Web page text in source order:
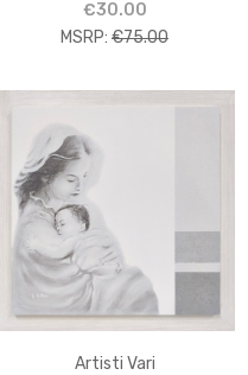
€30.00
MSRP: €75.00
Artisti Vari